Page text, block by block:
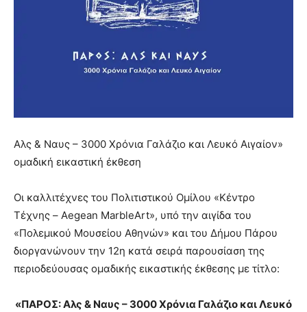
Αλς & Ναυς – 3000 Χρόνια Γαλάζιο και Λευκό Αιγαίον»
ομαδική εικαστική έκθεση
Οι καλλιτέχνες του Πολιτιστικού Ομίλου «Κέντρο
Τέχνης – Aegean MarbleArt», υπό την αιγίδα του
«Πολεμικού Μουσείου Αθηνών» και του Δήμου Πάρου
διοργανώνουν την 12η κατά σειρά παρουσίαση της
περιοδεύουσας ομαδικής εικαστικής έκθεσης με τίτλο:
«ΠΑΡΟΣ: Αλς & Ναυς – 3000 Χρόνια Γαλάζιο και Λευκό